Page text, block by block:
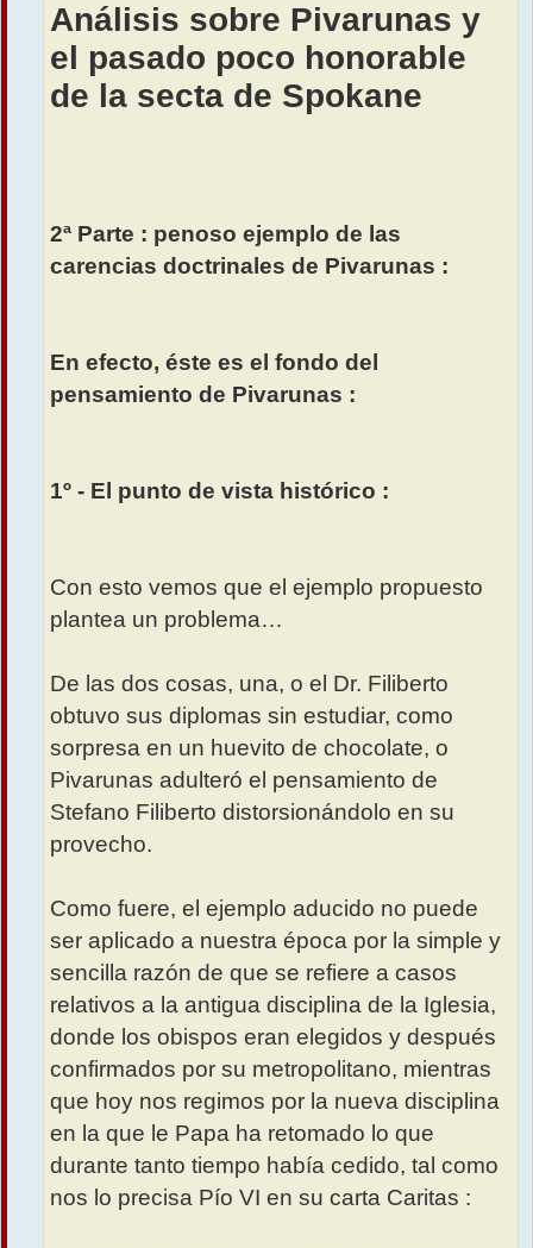
Análisis sobre Pivarunas y
el pasado poco honorable
de la secta de Spokane
2ª Parte : penoso ejemplo de las
carencias doctrinales de Pivarunas :
En efecto, éste es el fondo del
pensamiento de Pivarunas :
1º - El punto de vista histórico :
Con esto vemos que el ejemplo propuesto
plantea un problema…
De las dos cosas, una, o el Dr. Filiberto
obtuvo sus diplomas sin estudiar, como
sorpresa en un huevito de chocolate, o
Pivarunas adulteró el pensamiento de
Stefano Filiberto distorsionándolo en su
provecho.
Como fuere, el ejemplo aducido no puede
ser aplicado a nuestra época por la simple y
sencilla razón de que se refiere a casos
relativos a la antigua disciplina de la Iglesia,
donde los obispos eran elegidos y después
confirmados por su metropolitano, mientras
que hoy nos regimos por la nueva disciplina
en la que le Papa ha retomado lo que
durante tanto tiempo había cedido, tal como
nos lo precisa Pío VI en su carta Caritas :